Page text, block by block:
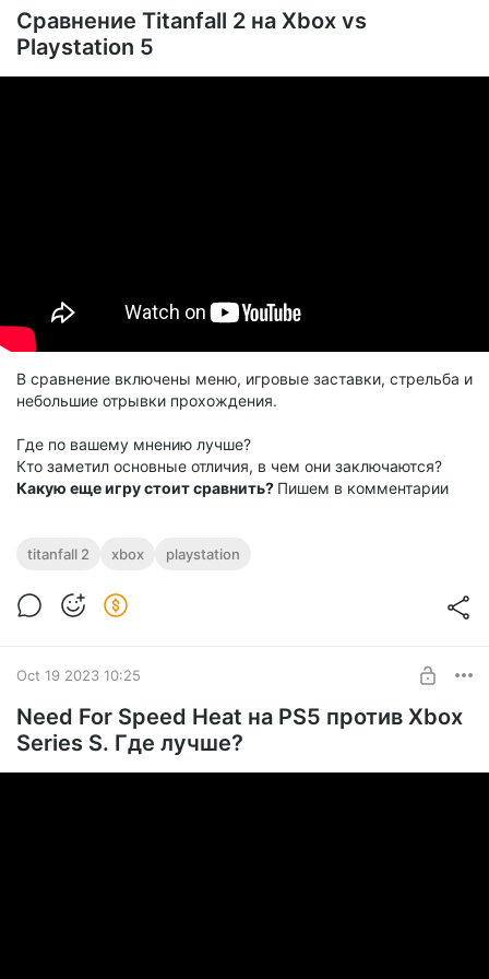
Сравнение Titanfall 2 на Xbox vs
Playstation 5
В сравнение включены меню, игровые заставки, стрельба и
небольшие отрывки прохождения.
Где по вашему мнению лучше?
Кто заметил основные отличия, в чем они заключаются?
Какую еще игру стоит сравнить? Пишем в комментарии
titanfall 2 xbox playstation
Oct 19 2023 10:25
Need For Speed Heat на PS5 против Xbox
Series S. Где лучше?